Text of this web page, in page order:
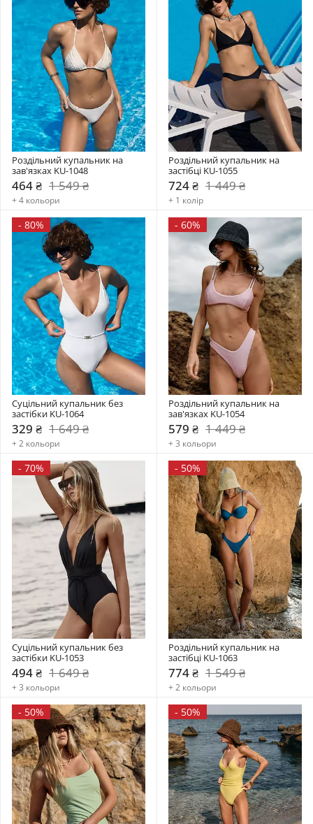
Роздільний купальник на
зав'язках KU-1048
464 ₴ 1 549 ₴
+ 4 кольори
Роздільний купальник на
застібці KU-1055
724 ₴ 1 449 ₴
+ 1 колір
- 80%
Суцільний купальник без
застібки KU-1064
329 ₴ 1 649 ₴
+ 2 кольори
- 60%
Роздільний купальник на
зав'язках KU-1054
579 ₴ 1 449 ₴
+ 3 кольори
- 70%
Суцільний купальник без
застібки KU-1053
494 ₴ 1 649 ₴
+ 3 кольори
- 50%
Роздільний купальник на
застібці KU-1063
774 ₴ 1 549 ₴
+ 2 кольори
- 50% - 50%